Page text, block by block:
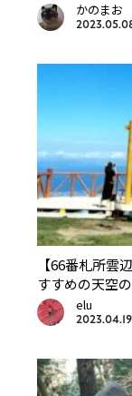
かのまお
【66番札所雲
すすめの天空
elu
2023.04.19